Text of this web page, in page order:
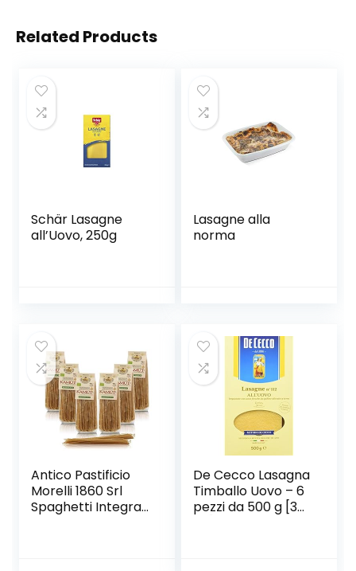
Related Products
Schär Lasagne
all’Uovo, 250g
Lasagne alla
norma
Antico Pastificio
Morelli 1860 Srl
Spaghetti Integrali
De Cecco Lasagna
Timballo Uovo – 6
pezzi da 500 g [3